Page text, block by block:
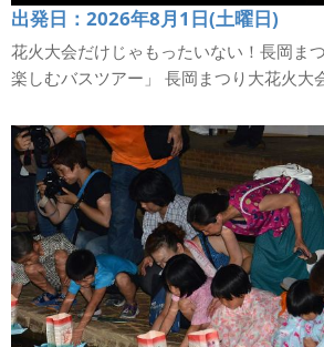
出発日：2026年8月1日(土曜日)
花火大会だけじゃもったいない！長岡ま
楽しむバスツアー」 長岡まつり大花火大